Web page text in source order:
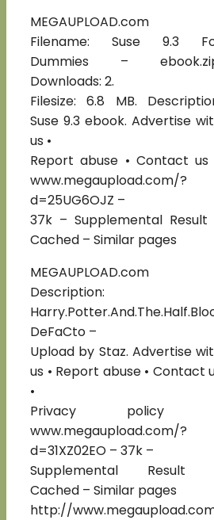
MEGAUPLOAD.com
Filename: Suse 9.3
Dummies –
Downloads: 2.
Filesize: 6.8 MB.
Suse 9.3 ebook. Advertise
us •
Report abuse • Contact us
www.megaupload.com/?
d=25UG6OJZ –
37k – Supplemental Result
Cached – Similar pages
MEGAUPLOAD.com
Description:
DeFaCto –
Upload by Staz. Advertise
us • Report abuse • Contact
•
Privacy policy
www.megaupload.com/?
d=31XZ02EO – 37k –
Supplemental Result
Cached – Similar pages
http://